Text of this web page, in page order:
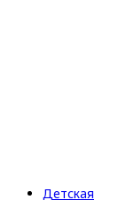
Детская